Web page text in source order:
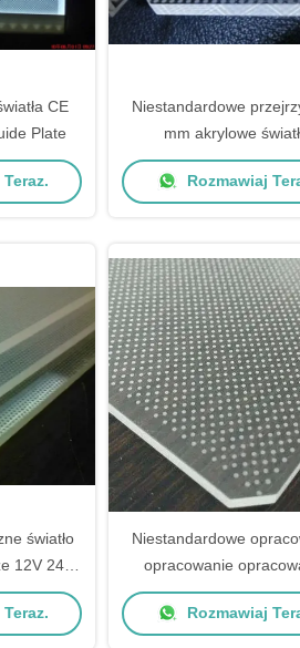
CE
Plate
Niestandardowe
mm akrylowe
przewodniczące
Panel światło
Rozmawiaj
światło
12V 24V
Niestandardowe
opracowanie
opracowanie
opracowanie
Rozmawiaj